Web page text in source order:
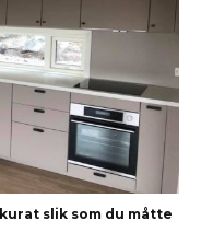
slik som du måtte